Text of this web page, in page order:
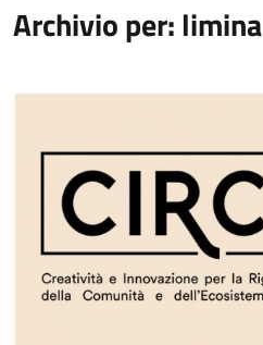
Archivio per: limina